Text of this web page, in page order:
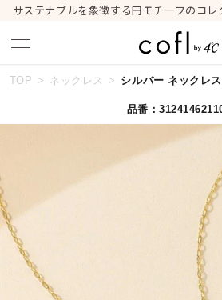
サステナブルを象徴する円モチーフのコ
キ
#summer #ダイヤモンド ネックレ
ブランド
TOP ネックレス シルバー ネックレ
品番：